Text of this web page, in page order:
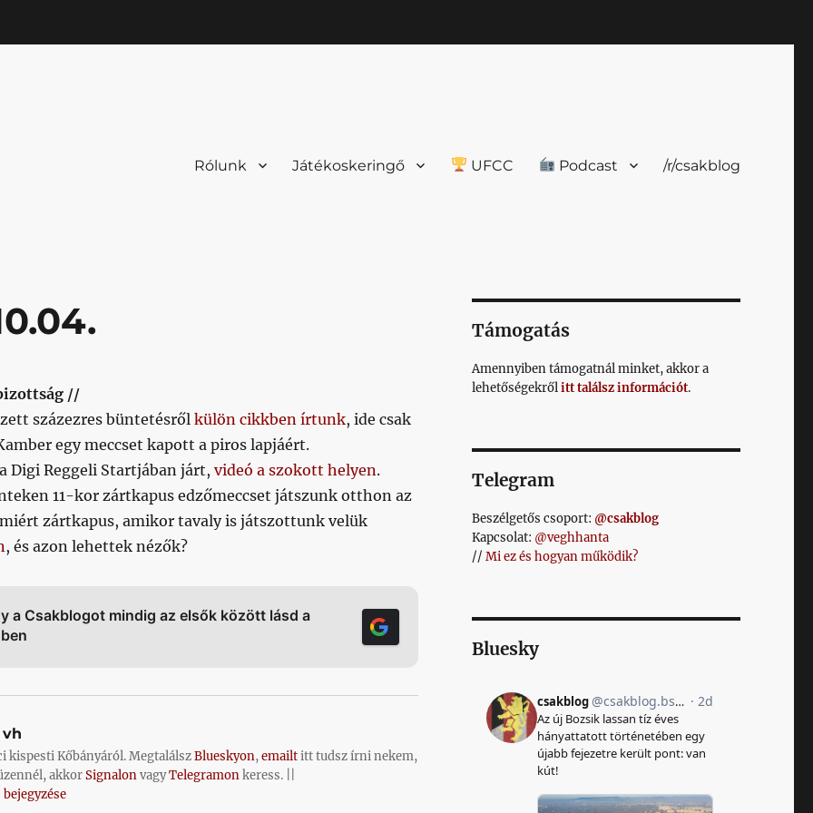
Rólunk Játékoskeringő UFCC Podcast /r/csakblog
//
százezres büntetésrőlkülön cikkben írtunk, ide csak
egy meccset kapott a piros lapjáért.
Digi Reggeli Startjában járt, videó a szokott helyen.
11-kor zártkapus edzőmeccset játszunk otthon az
zártkapus, amikor tavaly is játszottunk velük
, és azon lehettek nézők?
a Csakblogot mindig az elsők között lásd a
kispesti Kőbányáról. MegtalálszBlueskyon,emailtitt tudsz írni nekem,
akkorSignalonvagyTelegramonkeress. ||
Támogatás
Amennyiben támogatnál minket, akkor a
lehetőségekrőlitt találsz információt.
Telegram
Beszélgetős csoport: @csakblog
Kapcsolat: @veghhanta
// Mi ez és hogyan működik?
Bluesky